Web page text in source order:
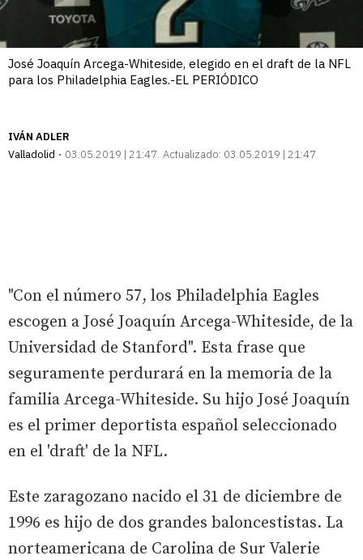
José Joaquín Arcega-Whiteside, elegido en el draft de la NFL
para los Philadelphia Eagles.-EL PERIÓDICO
IVÁN ADLER
Valladolid
03.05.2019 | 21:47 Actualizado: 03.05.2019 | 21:47
"Con el número 57, los Philadelphia Eagles
escogen a José Joaquín Arcega-Whiteside, de la
Universidad de Stanford". Esta frase que
seguramente perdurará en la memoria de la
familia Arcega-Whiteside. Su hijo José Joaquín
es el primer deportista español seleccionado
en el 'draft' de la NFL.
Este zaragozano nacido el 31 de diciembre de
1996 es hijo de dos grandes baloncestistas. La
norteamericana de Carolina de Sur Valerie